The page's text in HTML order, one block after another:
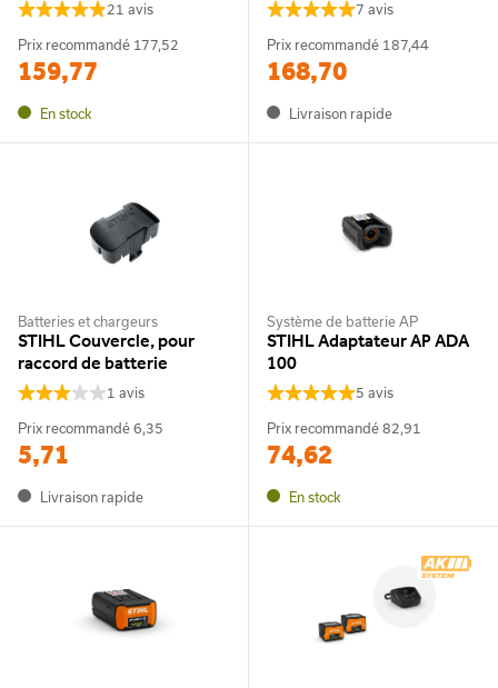
21 avis
Prix recommandé 177,52
159,77
En stock
7 avis
Prix recommandé 187,44
168,70
Livraison rapide
Batteries et chargeurs
STIHL Couvercle, pour
raccord de batterie
1 avis
Prix recommandé 6,35
5,71
Livraison rapide
Système de batterie AP
STIHL Adaptateur AP ADA
100
5 avis
Prix recommandé 82,91
74,62
En stock